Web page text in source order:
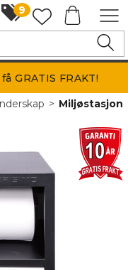
9
GRATIS FRAKT!
>Miljøstasjon